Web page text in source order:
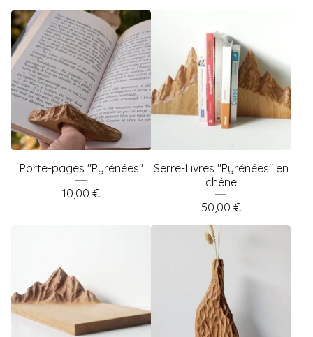
Porte-pages "Pyrénées"
10,00 €
Serre-Livres "Pyrénées" en
chêne
50,00 €